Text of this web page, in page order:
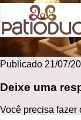
Publicado 21/07/
Deixe uma
Você precisa fazer